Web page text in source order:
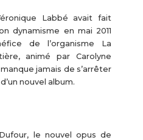
Labbé avait fait
dynamisme en mai 2011
de l’organisme La
animé par Carolyne
jamais de s’arrêter
nouvel album.
le nouvel opus de